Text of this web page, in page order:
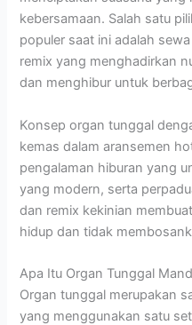
kebersamaan. Salah satu
populer saat ini adalah
remix yang menghadirkan
dan menghibur untuk
Konsep organ tunggal
kemas dalam aransemen
pengalaman hiburan yang
yang modern, serta
dan remix kekinian
hidup dan tidak
Apa Itu Organ Tunggal
Organ tunggal merupakan
yang menggunakan satu